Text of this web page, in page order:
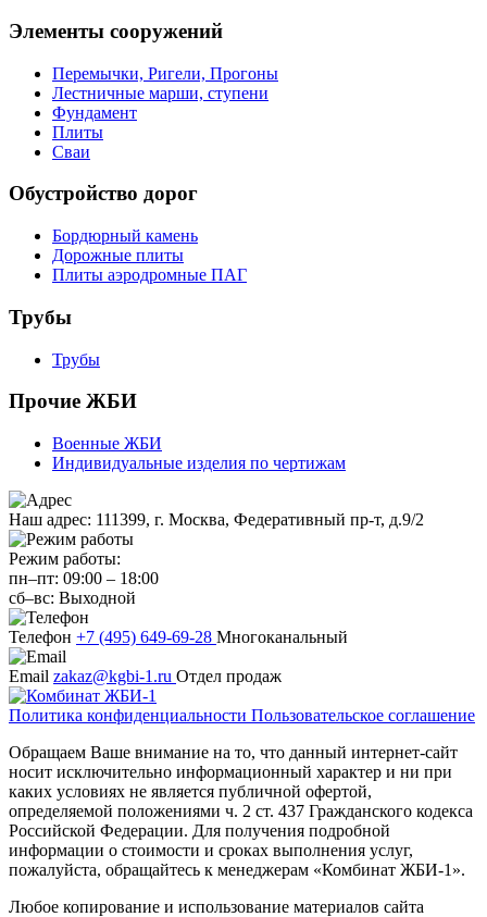
Элементы сооружений
Перемычки, Ригели, Прогоны
Лестничные марши, ступени
Фундамент
Плиты
Сваи
Обустройство дорог
Бордюрный камень
Дорожные плиты
Плиты аэродромные ПАГ
Трубы
Трубы
Прочие ЖБИ
Военные ЖБИ
Индивидуальные изделия по чертижам
Наш адрес: 111399, г. Москва, Федеративный пр-т, д.9/2
Режим работы:
пн–пт: 09:00 – 18:00
сб–вс: Выходной
Телефон +7 (495) 649-69-28 Многоканальный
Email zakaz@kgbi-1.ru Отдел продаж
Политика конфиденциальности Пользовательское соглашение
Обращаем Ваше внимание на то, что данный интернет-сайт
носит исключительно информационный характер и ни при
каких условиях не является публичной офертой,
определяемой положениями ч. 2 ст. 437 Гражданского кодекса
Российской Федерации. Для получения подробной
информации о стоимости и сроках выполнения услуг,
пожалуйста, обращайтесь к менеджерам «Комбинат ЖБИ-1».
Любое копирование и использование материалов сайта